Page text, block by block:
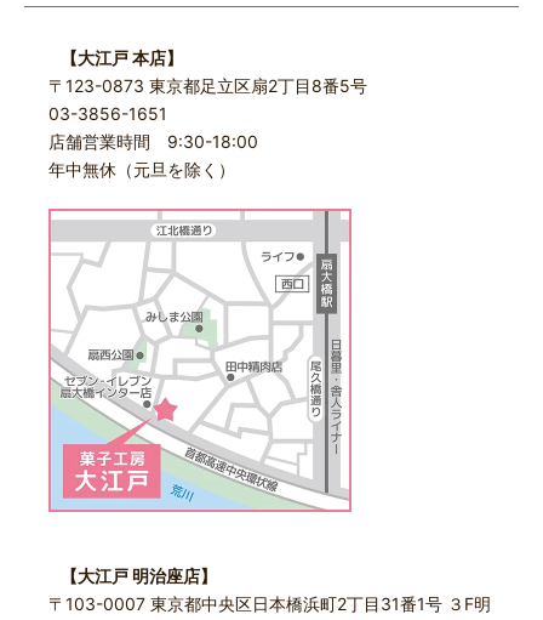
【大江戸 本店】
〒123-0873 東京都足立区扇2丁目8番5号
03-3856-1651
店舗営業時間 9:30-18:00
年中無休（元旦を除く）
【大江戸 明治座店】
〒103-0007 東京都中央区日本橋浜町2丁目31番1号 ３F明